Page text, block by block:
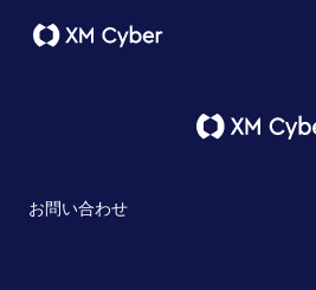
お問い合わせ